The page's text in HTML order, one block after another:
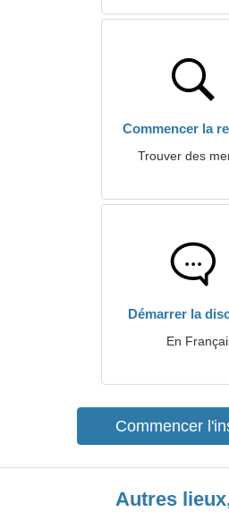
Commencer la
Trouver des
Démarrer la
En
Commencer
Autres